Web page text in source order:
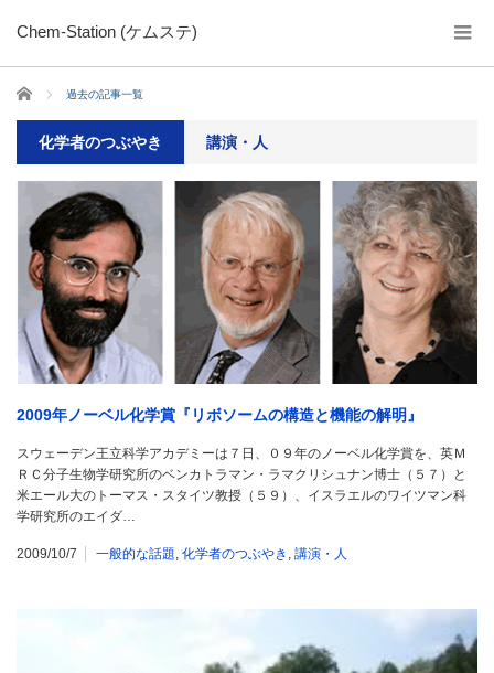
Chem-Station (ケムステ)
ホーム 過去の記事一覧
化学者のつぶやき 講演・人
2009年ノーベル化学賞『リボソームの構造と機能の解明』
スウェーデン王立科学アカデミーは７日、０９年のノーベル化学賞を、英Ｍ
ＲＣ分子生物学研究所のベンカトラマン・ラマクリシュナン博士（５７）と
米エール大のトーマス・スタイツ教授（５９）、イスラエルのワイツマン科
学研究所のエイダ…
2009/10/7 一般的な話題, 化学者のつぶやき , 講演・人